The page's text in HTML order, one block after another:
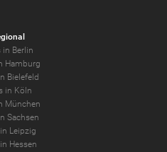
in Berlin
Hamburg
Bielefeld
in Köln
München
Sachsen
Leipzig
Hessen